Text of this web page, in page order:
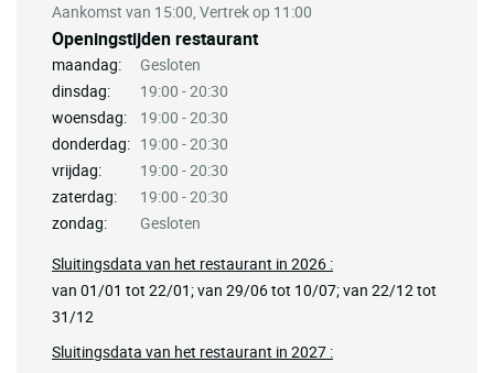
Aankomst van 15:00, Vertrek op 11:00
Openingstijden restaurant
maandag:
Gesloten
dinsdag:
19:00 - 20:30
woensdag:
19:00 - 20:30
donderdag: 19:00 - 20:30
vrijdag:
19:00 - 20:30
zaterdag:
19:00 - 20:30
zondag:
Gesloten
Sluitingsdata van het restaurant in 2026 :
van 01/01 tot 22/01; van 29/06 tot 10/07; van 22/12 tot
31/12
Sluitingsdata van het restaurant in 2027 :